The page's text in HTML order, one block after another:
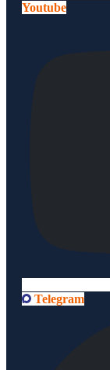
Youtube
Telegram